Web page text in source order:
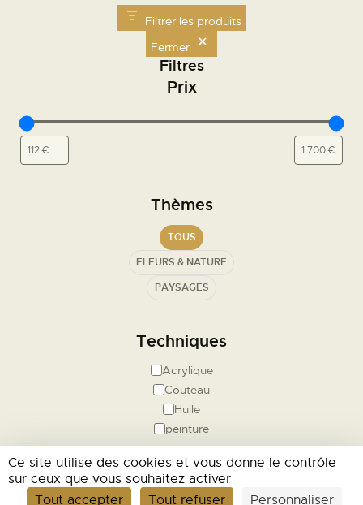
Ce site utilise des cookies et vous donne le contrôle
sur ceux que vous souhaitez activer
Tout accepter
Tout refuser Personnaliser
Filtrer les produits
Fermer
Filtres
Prix
Thèmes
TOUS
FLEURS & NATURE
PAYSAGES
Techniques
Acrylique
Couteau
Huile
peinture
Artistes
Agnès Cellérier
Cellérier
LE RESTAURANT
LE MARCHÉ DE L'ART DE ST GERMAIN
Nos Horaires
Lundi de 8h30 à 19h00
21h00
Samedi de 9h30 à 19h00
Salon de thé / Coffee Shop